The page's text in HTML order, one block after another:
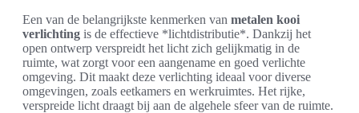
Een van de belangrijkste kenmerken van metalen kooi
verlichting is de effectieve *lichtdistributie*. Dankzij het
open ontwerp verspreidt het licht zich gelijkmatig in de
ruimte, wat zorgt voor een aangename en goed verlichte
omgeving. Dit maakt deze verlichting ideaal voor diverse
omgevingen, zoals eetkamers en werkruimtes. Het rijke,
verspreide licht draagt bij aan de algehele sfeer van de ruimte.